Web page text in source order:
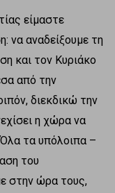
είμαστε
να αναδείξουμε τη
και τον Κυριάκο
από την
διεκδικώ την
η χώρα να
τα υπόλοιπα –
του
στην ώρα τους,